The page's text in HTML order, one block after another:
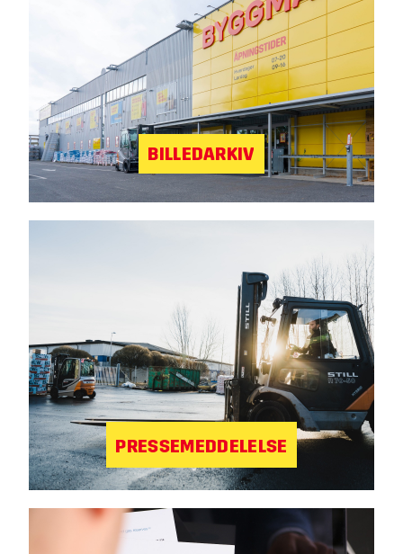
BILLEDARKIV
PRESSEMEDDELELSE